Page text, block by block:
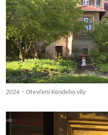
2024 – Otevření Kendeho vily